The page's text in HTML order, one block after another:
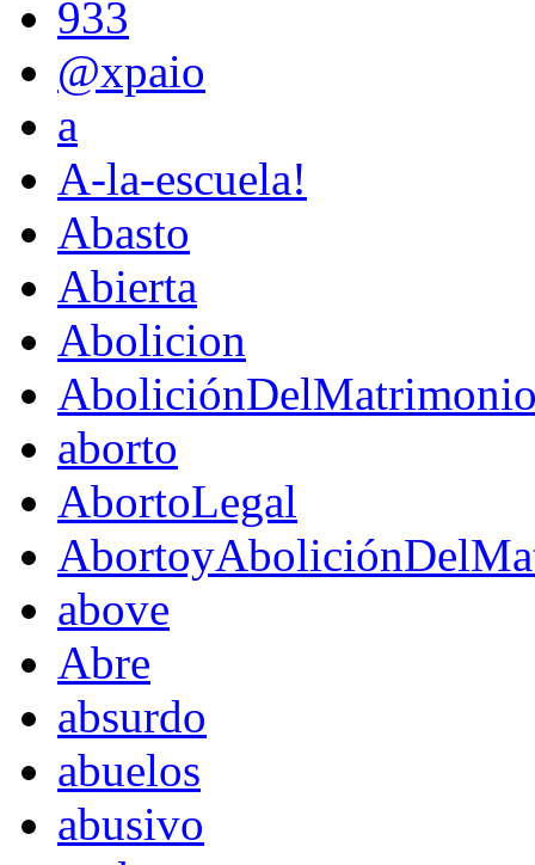
933
@xpaio
a
A-la-escuela!
Abasto
Abierta
Abolicion
aborto
AbortoLegal
above
Abre
absurdo
abuelos
abusivo